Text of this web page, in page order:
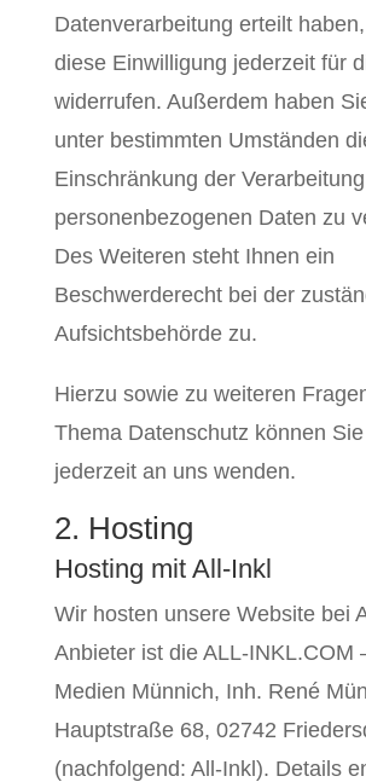
Datenverarbeitung erteilt
diese Einwilligung jederzeit für
widerrufen. Außerdem haben
unter bestimmten Umständen
Einschränkung der
personenbezogenen Daten zu
Des Weiteren steht Ihnen ein
Beschwerderecht bei der
Aufsichtsbehörde zu.
Hierzu sowie zu weiteren
Thema Datenschutz können
jederzeit an uns wenden.
2. Hosting
Hosting mit All-Inkl
Wir hosten unsere Website bei
Anbieter ist die ALL-INKL.COM
Medien Münnich, Inh. René
Hauptstraße 68, 02742
(nachfolgend: All-Inkl). Details